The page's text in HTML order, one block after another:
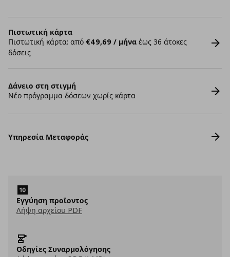
Πιστωτική κάρτα
Πιστωτική κάρτα: από €49,69 / μήνα έως 36 άτοκες
δόσεις
Δάνειο στη στιγμή
Νέο πρόγραμμα δόσεων χωρίς κάρτα
Υπηρεσία Μεταφοράς
Εγγύηση προϊοντος
Λήψη αρχείου PDF
Οδηγίες Συναρμολόγησης